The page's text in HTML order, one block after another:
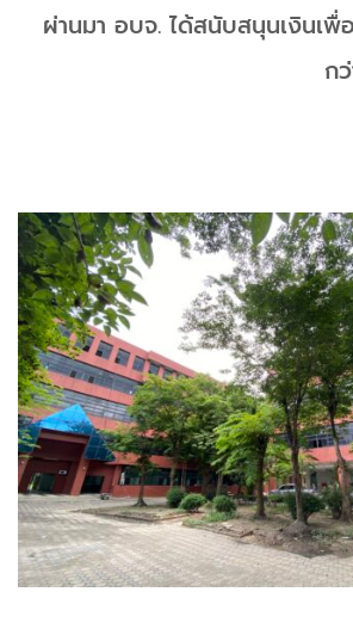
ผ่านมา อบจ. ได้สนับสนุนเงินเ
ก